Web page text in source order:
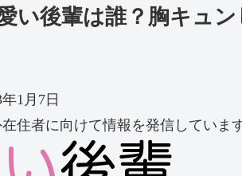
い後輩は誰？胸キュ
1月7日
住者に向けて情報を発信しています